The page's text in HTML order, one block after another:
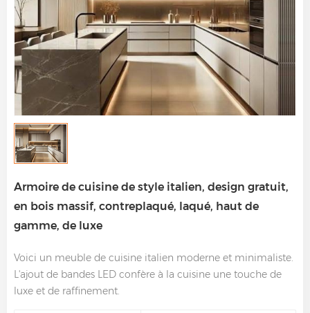
Armoire de cuisine de style italien, design gratuit,
en bois massif, contreplaqué, laqué, haut de
gamme, de luxe
Voici un meuble de cuisine italien moderne et minimaliste.
L'ajout de bandes LED confère à la cuisine une touche de
luxe et de raffinement.